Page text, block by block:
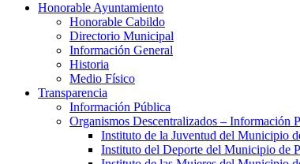
Honorable Ayuntamiento
Honorable Cabildo
Directorio Municipal
Información General
Historia
Medio Físico
Transparencia
Información Pública
Organismos Descentralizados – Información
Instituto de la Juventud del Municipio
Instituto del Deporte del Municipio de